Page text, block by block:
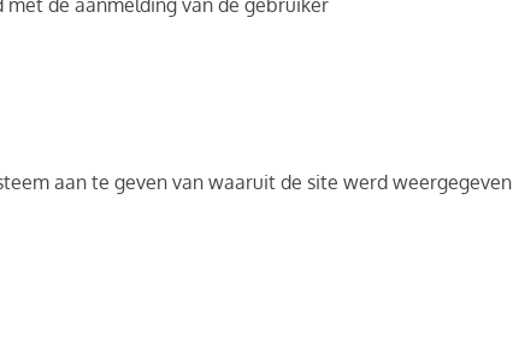
met de aanmelding van de gebruiker
aan te geven van waaruit de site werd weergegeven